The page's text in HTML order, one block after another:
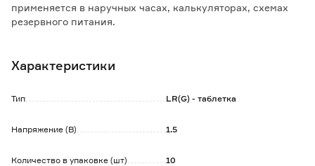
применяется в наручных часах, калькуляторах, схемах
резервного питания.
Характеристики
Тип LR(G) - таблетка
Напряжение (В) 1.5
Количество в упаковке (шт) 10